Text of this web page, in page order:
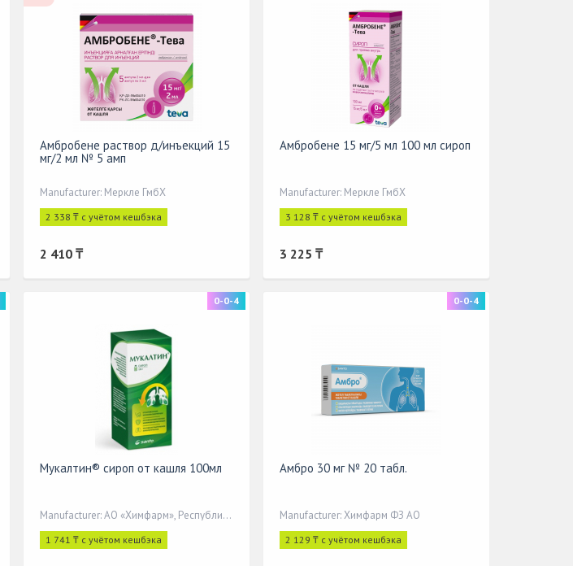
Амбробене раствор д/инъекций 15
мг/2 мл № 5 амп
Manufacturer: Меркле ГмбХ
2 338 ₸ с учётом кешбэка
2 410 ₸
Амбробене 15 мг/5 мл 100 мл сироп
Manufacturer: Меркле ГмбХ
3 128 ₸ с учётом кешбэка
3 225 ₸
0-0-4
Мукалтин® сироп от кашля 100мл
Manufacturer: АО «Химфарм», Республика Казахстан, г. Шымкент, у
1 741 ₸ с учётом кешбэка
0-0-4
Амбро 30 мг № 20 табл.
Manufacturer: Химфарм ФЗ АО
2 129 ₸ с учётом кешбэка